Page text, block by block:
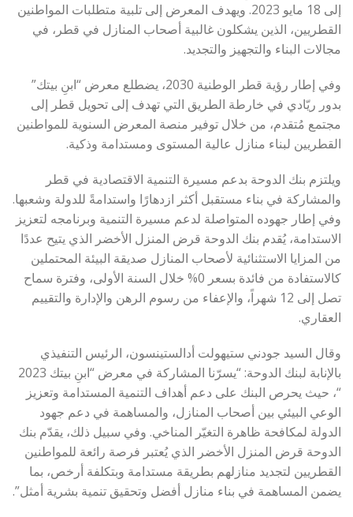
إلى 18 مايو 2023. ويهدف المعرض إلى تلبية متطلبات المواطنين
القطريين، الذين يشكلون غالبية أصحاب المنازل في قطر، في
مجالات البناء والتجهيز والتجديد.
وفي إطار رؤية قطر الوطنية 2030، يضطلع معرض “ابنِ بيتك”
بدور ريّادي في خارطة الطريق التي تهدف إلى تحويل قطر إلى
مجتمع مُتقدم، من خلال توفير منصة المعرض السنوية للمواطنين
القطريين لبناء منازل عالية المستوى ومستدامة وذكية.
ويلتزم بنك الدوحة بدعم مسيرة التنمية الاقتصادية في قطر
والمشاركة في بناء مستقبل أكثر ازدهارًا واستدامةً للدولة وشعبها.
وفي إطار جهوده المتواصلة لدعم مسيرة التنمية وبرنامجه لتعزيز
الاستدامة، يُقدم بنك الدوحة قرض المنزل الأخضر الذي يتيح عددًا
من المزايا الاستثنائية لأصحاب المنازل صديقة البيئة المحتملين
كالاستفادة من فائدة بسعر 0% خلال السنة الأولى، وفترة سماح
تصل إلى 12 شهراً، والإعفاء من رسوم الرهن والإدارة والتقييم
العقاري.
وقال السيد جودني ستيهولت أدالستينسون، الرئيس التنفيذي
بالإنابة لبنك الدوحة: “يسرّنا المشاركة في معرض “ابنِ بيتك 2023
“، حيث يحرص البنك على دعم أهداف التنمية المستدامة وتعزيز
الوعي البيئي بين أصحاب المنازل، والمساهمة في دعم جهود
الدولة لمكافحة ظاهرة التغيّر المناخي. وفي سبيل ذلك، يقدّم بنك
الدوحة قرض المنزل الأخضر الذي يُعتبر فرصة رائعة للمواطنين
القطريين لتجديد منازلهم بطريقة مستدامة وبتكلفة أرخص، بما
يضمن المساهمة في بناء منازل أفضل وتحقيق تنمية بشرية أمثل”.